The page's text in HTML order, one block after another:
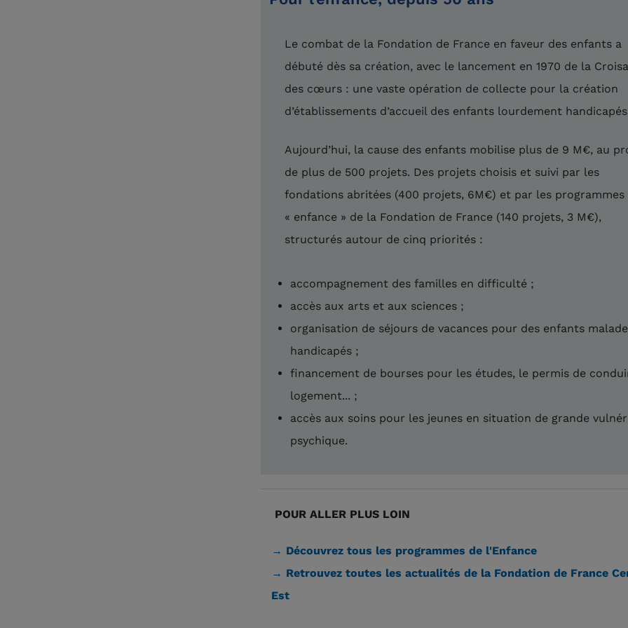
Le combat de la Fondation de France en faveur des enfants a
débuté dès sa création, avec le lancement en 1970 de la
des cœurs : une vaste opération de collecte pour la création
d’établissements d’accueil des enfants lourdement
Aujourd’hui, la cause des enfants mobilise plus de 9 M€, au
de plus de 500 projets. Des projets choisis et suivi par les
fondations abritées (400 projets, 6M€) et par les programmes
« enfance » de la Fondation de France (140 projets, 3 M€),
structurés autour de cinq priorités :
accompagnement des familles en difficulté ;
accès aux arts et aux sciences ;
organisation de séjours de vacances pour des enfants
handicapés ;
financement de bourses pour les études, le permis de
logement... ;
accès aux soins pour les jeunes en situation de grande
psychique.
POUR ALLER PLUS LOIN
→ Découvrez tous les programmes de l'Enfance
→ Retrouvez toutes les actualités de la Fondation de France
Est